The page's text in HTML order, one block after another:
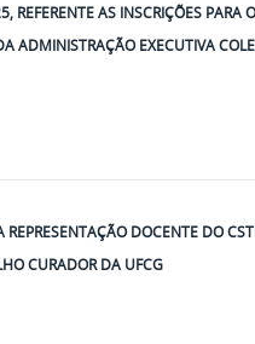
AS INSCRIÇÕES PARA
ADMINISTRAÇÃO EXECUTIVA
DOCENTE DO
CURADOR DA UFCG